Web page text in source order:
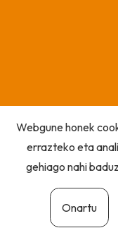
Webgune honek
errazteko eta
gehiago nahi
Onartu